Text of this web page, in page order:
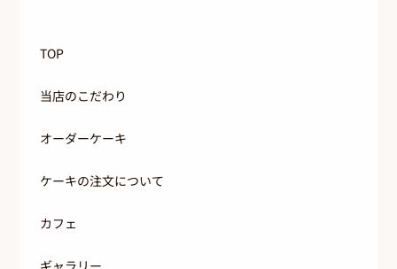
TOP
当店のこだわり
オーダーケーキ
ケーキの注文について
カフェ
ギャラリー